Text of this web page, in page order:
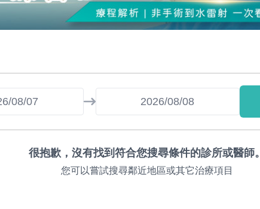
很抱歉，沒有找到符合您搜尋條件的診所或醫師。
您可以嘗試搜尋鄰近地區或其它治療項目